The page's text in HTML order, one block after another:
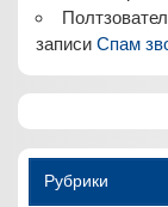
записиСпам
Рубрики